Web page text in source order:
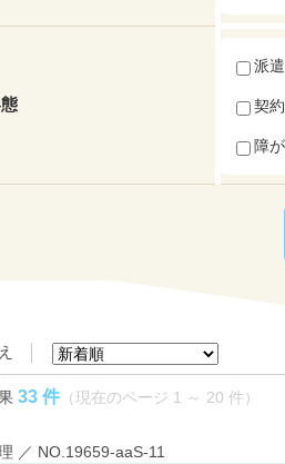
派
契
障
33 件 （現在のページ 1 ～ 20 件）
／ NO.19659-aaS-11